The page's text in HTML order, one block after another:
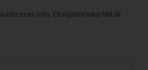
inte. Obligatoriska fält är